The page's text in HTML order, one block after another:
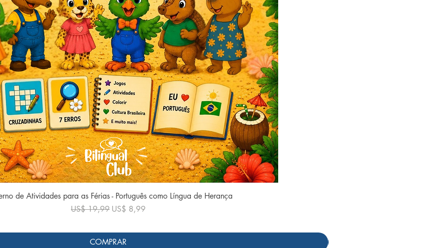
Visualização rápida
de Atividades para as Férias - Português como Língua de Herança
Preço normal
US$ 19,99 Preço promocional
US$ 8,99
COMPRAR